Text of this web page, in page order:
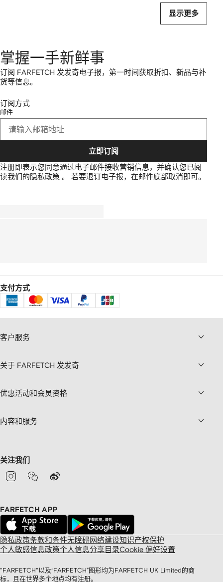
显示更多
掌握一手新鲜事
订阅 FARFETCH 发发奇电子报，第一时间获取折扣、新品与补
货等信息。
订阅方式
邮件
立即订阅
注册即表示您同意通过电子邮件接收营销信息，并确认您已阅
读我们的 隐私政策 。 若要退订电子报，在邮件底部取消即可。
支付方式
客户服务
关于 FARFETCH 发发奇
优惠活动和会员资格
内容和服务
关注我们
FARFETCH APP
隐私政策条款和条件无障碍网络建设知识产权保护
个人敏感信息政策个人信息分享目录Cookie 偏好设置
"FARFETCH"以及“FARFETCH”图形均为FARFETCH UK Limited的商
标，且在世界多个地点均有注册。